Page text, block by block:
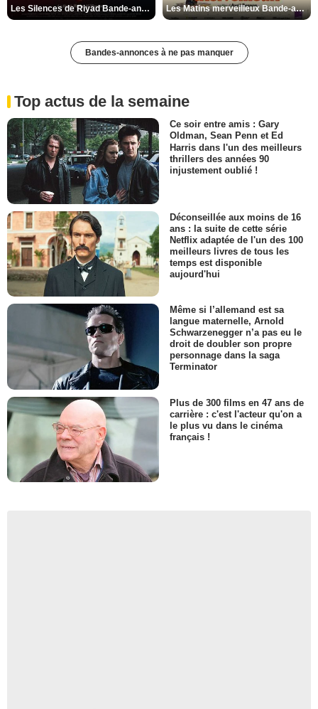
Les Silences de Riyad Bande-annonce VO STFR Les Matins merveilleux Bande-annonce VF
Bandes-annonces à ne pas manquer
Top actus de la semaine
Ce soir entre amis : Gary
Oldman, Sean Penn et Ed
Harris dans l'un des meilleurs
thrillers des années 90
injustement oublié !
Déconseillée aux moins de 16
ans : la suite de cette série
Netflix adaptée de l'un des 100
meilleurs livres de tous les
temps est disponible
aujourd'hui
Même si l’allemand est sa
langue maternelle, Arnold
Schwarzenegger n’a pas eu le
droit de doubler son propre
personnage dans la saga
Terminator
Plus de 300 films en 47 ans de
carrière : c'est l'acteur qu'on a
le plus vu dans le cinéma
français !